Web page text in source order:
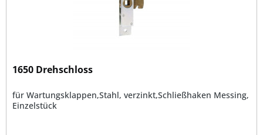
1650 Drehschloss
für Wartungsklappen,Stahl, verzinkt,Schließhaken Messing,
Einzelstück